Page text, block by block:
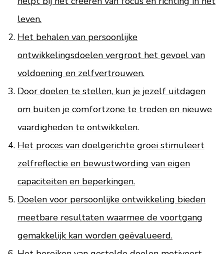
leven.
Het behalen van persoonlijke
ontwikkelingsdoelen vergroot het gevoel van
voldoening en zelfvertrouwen.
Door doelen te stellen, kun je jezelf uitdagen
om buiten je comfortzone te treden en nieuwe
vaardigheden te ontwikkelen.
Het proces van doelgerichte groei stimuleert
zelfreflectie en bewustwording van eigen
capaciteiten en beperkingen.
Doelen voor persoonlijke ontwikkeling bieden
meetbare resultaten waarmee de voortgang
gemakkelijk kan worden geëvalueerd.